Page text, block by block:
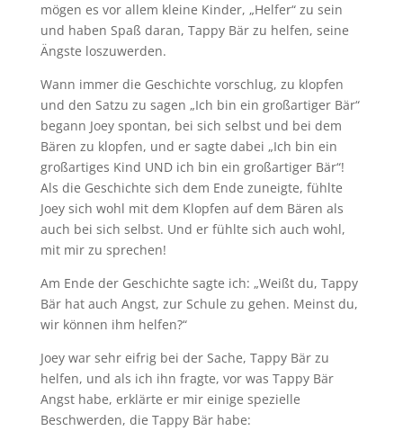
mögen es vor allem kleine Kinder, „Helfer“ zu sein
und haben Spaß daran, Tappy Bär zu helfen, seine
Ängste loszuwerden.
Wann immer die Geschichte vorschlug, zu klopfen
und den Satzu zu sagen „Ich bin ein großartiger Bär“
begann Joey spontan, bei sich selbst und bei dem
Bären zu klopfen, und er sagte dabei „Ich bin ein
großartiges Kind UND ich bin ein großartiger Bär“!
Als die Geschichte sich dem Ende zuneigte, fühlte
Joey sich wohl mit dem Klopfen auf dem Bären als
auch bei sich selbst. Und er fühlte sich auch wohl,
mit mir zu sprechen!
Am Ende der Geschichte sagte ich: „Weißt du, Tappy
Bär hat auch Angst, zur Schule zu gehen. Meinst du,
wir können ihm helfen?“
Joey war sehr eifrig bei der Sache, Tappy Bär zu
helfen, und als ich ihn fragte, vor was Tappy Bär
Angst habe, erklärte er mir einige spezielle
Beschwerden, die Tappy Bär habe: